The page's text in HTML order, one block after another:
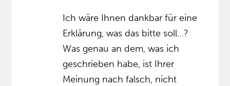
Ich wäre Ihnen dankbar für eine
Erklärung, was das bitte soll…?
Was genau an dem, was ich
geschrieben habe, ist Ihrer
Meinung nach falsch, nicht